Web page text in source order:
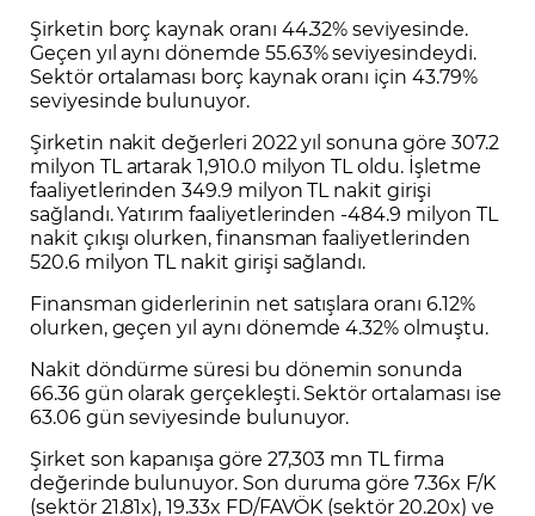
Şirketin borç kaynak oranı 44.32% seviyesinde.
Geçen yıl aynı dönemde 55.63% seviyesindeydi.
Sektör ortalaması borç kaynak oranı için 43.79%
seviyesinde bulunuyor.
Şirketin nakit değerleri 2022 yıl sonuna göre 307.2
milyon TL artarak 1,910.0 milyon TL oldu. İşletme
faaliyetlerinden 349.9 milyon TL nakit girişi
sağlandı. Yatırım faaliyetlerinden -484.9 milyon TL
nakit çıkışı olurken, finansman faaliyetlerinden
520.6 milyon TL nakit girişi sağlandı.
Finansman giderlerinin net satışlara oranı 6.12%
olurken, geçen yıl aynı dönemde 4.32% olmuştu.
Nakit döndürme süresi bu dönemin sonunda
66.36 gün olarak gerçekleşti. Sektör ortalaması ise
63.06 gün seviyesinde bulunuyor.
Şirket son kapanışa göre 27,303 mn TL firma
değerinde bulunuyor. Son duruma göre 7.36x F/K
(sektör 21.81x), 19.33x FD/FAVÖK (sektör 20.20x) ve